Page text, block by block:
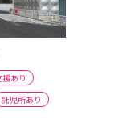
あり
託児所あり